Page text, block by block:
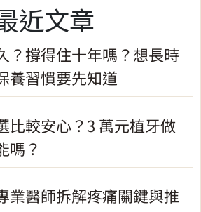
近文章
？撐得住十年嗎？想長時
養習慣要先知道
比較安心？3 萬元植牙做
嗎？
業醫師拆解疼痛關鍵與推